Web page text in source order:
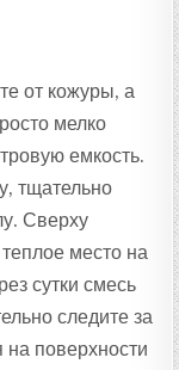
от кожуры, а
мелко
емкость.
тщательно
Сверху
место на
сутки смесь
следите за
поверхности